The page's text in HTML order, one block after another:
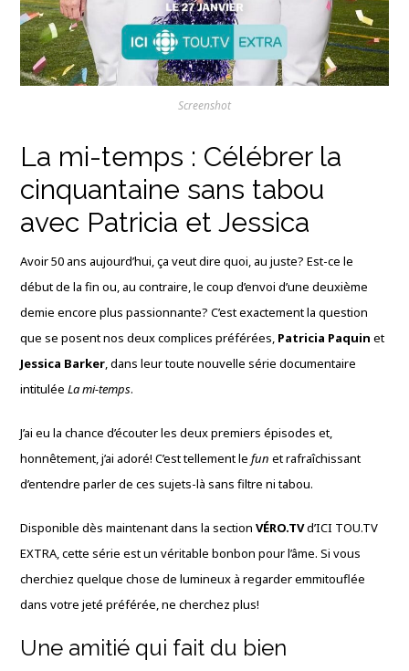
Screenshot
La mi-temps : Célébrer la
cinquantaine sans tabou
avec Patricia et Jessica
Avoir 50 ans aujourd’hui, ça veut dire quoi, au juste? Est-ce le
début de la fin ou, au contraire, le coup d’envoi d’une deuxième
demie encore plus passionnante? C’est exactement la question
que se posent nos deux complices préférées, Patricia Paquin et
Jessica Barker, dans leur toute nouvelle série documentaire
intituléeLa mi-temps.
J’ai eu la chance d’écouter les deux premiers épisodes et,
honnêtement, j’ai adoré! C’est tellement lefun et rafraîchissant
d’entendre parler de ces sujets-là sans filtre ni tabou.
Disponible dès maintenant dans la sectionVÉRO.TVd’ICI TOU.TV
EXTRA, cette série est un véritable bonbon pour l’âme. Si vous
cherchiez quelque chose de lumineux à regarder emmitouflée
dans votre jeté préférée, ne cherchez plus!
Une amitié qui fait du bien